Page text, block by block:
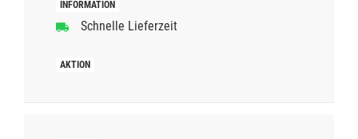
Schnelle Lieferzeit